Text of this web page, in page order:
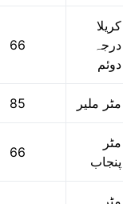
66
کریلا
درجہ
دوئم
85 مٹر ملیر
66
مٹر
پنجاب
مٹر